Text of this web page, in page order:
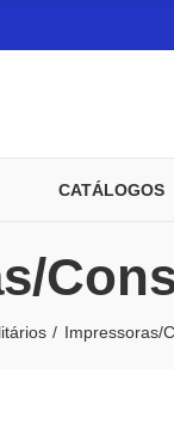
CATÁLOGOS
Impressoras/